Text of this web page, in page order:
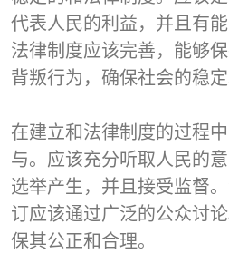
代表人民的利益，并且有
法律制度应该完善，能够
背叛行为，确保社会的稳定
在建立和法律制度的过程
与。应该充分听取人民的
选举产生，并且接受监督
订应该通过广泛的公众讨
保其公正和合理。